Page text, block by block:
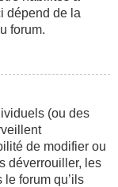
dépend de la
forum.
(ou des
de modifier ou
déverrouiller, les
forum qu’ils